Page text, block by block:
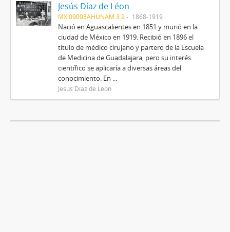
Jesús Díaz de Léon
MX 09003AHUNAM 3.9 1868-1919
Nació en Aguascalientes en 1851 y murió en la
ciudad de México en 1919. Recibió en 1896 el
título de médico cirujano y partero de la Escuela
de Medicina de Guadalajara, pero su interés
científico se aplicaría a diversas áreas del
conocimiento. En ...
Jesús Díaz de Léon